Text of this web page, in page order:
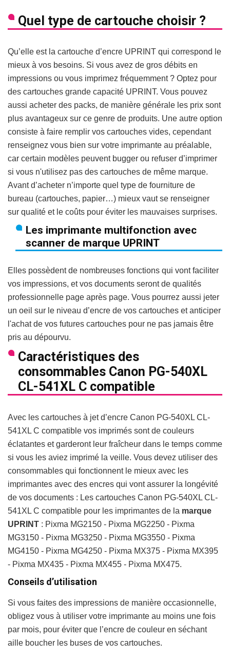
Quel type de cartouche choisir ?
Qu’elle est la cartouche d’encre UPRINT qui correspond le
mieux à vos besoins. Si vous avez de gros débits en
impressions ou vous imprimez fréquemment ? Optez pour
des cartouches grande capacité UPRINT. Vous pouvez
aussi acheter des packs, de manière générale les prix sont
plus avantageux sur ce genre de produits. Une autre option
consiste à faire remplir vos cartouches vides, cependant
renseignez vous bien sur votre imprimante au préalable,
car certain modèles peuvent bugger ou refuser d’imprimer
si vous n'utilisez pas des cartouches de même marque.
Avant d’acheter n’importe quel type de fourniture de
bureau (cartouches, papier…) mieux vaut se renseigner
sur qualité et le coûts pour éviter les mauvaises surprises.
Les imprimante multifonction avec
scanner de marque UPRINT
Elles possèdent de nombreuses fonctions qui vont faciliter
vos impressions, et vos documents seront de qualités
professionnelle page après page. Vous pourrez aussi jeter
un oeil sur le niveau d’encre de vos cartouches et anticiper
l'achat de vos futures cartouches pour ne pas jamais être
pris au dépourvu.
Caractéristiques des
consommables Canon PG-540XL
CL-541XL C compatible
Avec les cartouches à jet d’encre Canon PG-540XL CL-
541XL C compatible vos imprimés sont de couleurs
éclatantes et garderont leur fraîcheur dans le temps comme
si vous les aviez imprimé la veille. Vous devez utiliser des
consommables qui fonctionnent le mieux avec les
imprimantes avec des encres qui vont assurer la longévité
de vos documents : Les cartouches Canon PG-540XL CL-
541XL C compatible pour les imprimantes de la marque
UPRINT : Pixma MG2150 - Pixma MG2250 - Pixma
MG3150 - Pixma MG3250 - Pixma MG3550 - Pixma
MG4150 - Pixma MG4250 - Pixma MX375 - Pixma MX395
- Pixma MX435 - Pixma MX455 - Pixma MX475.
Conseils d’utilisation
Si vous faites des impressions de manière occasionnelle,
obligez vous à utiliser votre imprimante au moins une fois
par mois, pour éviter que l’encre de couleur en séchant
aille boucher les buses de vos cartouches.